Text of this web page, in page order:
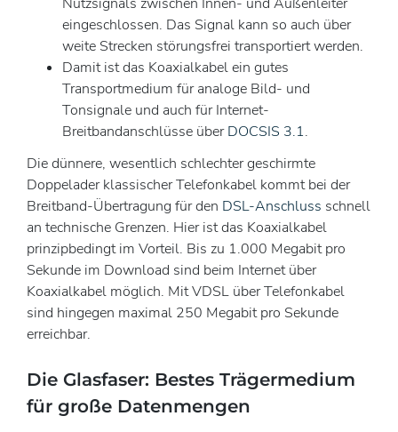
eingeschlossen. Das Signal kann so auch über
weite Strecken störungsfrei transportiert werden.
Damit ist das Koaxialkabel ein gutes
Transportmedium für analoge Bild- und
Tonsignale und auch für Internet-
Breitbandanschlüsse überDOCSIS 3.1.
Die dünnere, wesentlich schlechter geschirmte
Doppelader klassischer Telefonkabel kommt bei der
Breitband-Übertragung für den DSL-Anschluss schnell
an technische Grenzen. Hier ist das Koaxialkabel
prinzipbedingt im Vorteil. Bis zu 1.000 Megabit pro
Sekunde im Download sind beim Internet über
Koaxialkabel möglich. Mit VDSL über Telefonkabel
sind hingegen maximal 250 Megabit pro Sekunde
erreichbar.
Die Glasfaser: Bestes Trägermedium
für große Datenmengen